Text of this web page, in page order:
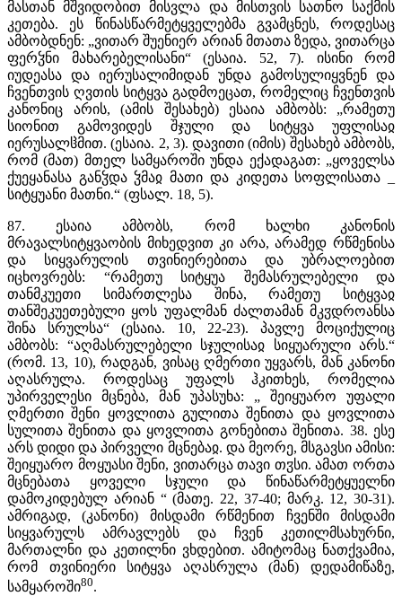
მასთან მშვიდობით მისვლა და მისთვის სათნო საქმის
კეთება. ეს წინასწარმეტყველებმა გვამცნეს, როდესაც
ამბობდნენ: „ვითარ შუენიერ არიან მთათა ზედა, ვითარცა
ფერჴნი მახარებელისანი“ (ესაია. 52, 7). ისინი რომ
იუდეასა და იერუსალიმიდან უნდა გამოსულიყვნენ და
ჩვენთვის ღვთის სიტყვა გადმოეცათ, რომელიც ჩვენთვის
კანონიც არის, (ამის შესახებ) ესაია ამბობს: „რამეთუ
სიონით გამოვიდეს შჯული და სიტყვა უფლისაჲ
იერუსალჱმით. (ესაია. 2, 3). დავითი (იმის) შესახებ ამბობს,
რომ (მათ) მთელ სამყაროში უნდა ექადაგათ: „ყოველსა
ქუეყანასა განჴდა ჴმაჲ მათი და კიდეთა სოფლისათა _
სიტყუანი მათნი.“ (ფსალ. 18, 5).
87. ესაია ამბობს, რომ ხალხი კანონის
მრავალსიტყვაობის მიხედვით კი არა, არამედ რწმენისა
და სიყვარულის თვინიერებითა და უბრალოებით
იცხოვრებს: “რამეთუ სიტყუა შემასრულებელი და
თანმკუეთი სიმართლესა შინა, რამეთუ სიტყვაჲ
თანშეკუეთებული ყოს უფალმან ძალთამან მკჳდროანსა
შინა სრულსა“ (ესაია. 10, 22-23). პავლე მოციქულიც
ამბობს: “აღმასრულებელი სჯულისაჲ სიყუარული არს.“
(რომ. 13, 10), რადგან, ვისაც ღმერთი უყვარს, მან კანონი
აღასრულა. როდესაც უფალს ჰკითხეს, რომელია
უპირველესი მცნება, მან უპასუხა: „ შეიყუარო უფალი
ღმერთი შენი ყოვლითა გულითა შენითა და ყოვლითა
სულითა შენითა და ყოვლითა გონებითა შენითა. 38. ესე
არს დიდი და პირველი მცნებაჲ. და მეორე, მსგავსი ამისი:
შეიყუარო მოყუასი შენი, ვითარცა თავი თჳსი. ამათ ორთა
მცნებათა ყოველი სჯული და წინაწარმეტყუელნი
დამოკიდებულ არიან “ (მათე. 22, 37-40; მარკ. 12, 30-31).
ამრიგად, (კანონი) მისდამი რწმენით ჩვენში მისდამი
სიყვარულს ამრავლებს და ჩვენ კეთილმსახურნი,
მართალნი და კეთილნი ვხდებით. ამიტომაც ნათქვამია,
რომ თვინიერი სიტყვა აღასრულა (მან) დედამიწაზე,
სამყაროში80.